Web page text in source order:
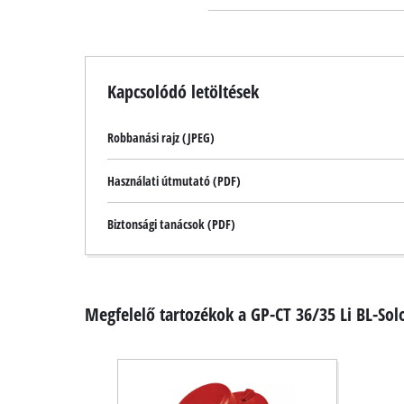
Kapcsolódó letöltések
Robbanási rajz (JPEG)
Használati útmutató (PDF)
Biztonsági tanácsok (PDF)
Megfelelő tartozékok a GP-CT 36/35 Li BL-